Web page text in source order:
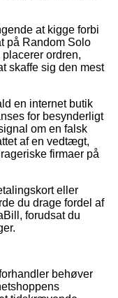
at kigge forbi
på Random Solo
ordren,
skaffe sig den mest
en internet butik
for besynderligt
om en falsk
af en vedtægt,
firmaer på
eller
du drage fordel af
forudsat du
behøver